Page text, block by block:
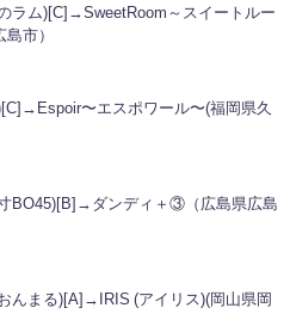
ラム)[C]→SweetRoom～スイートルー
市）
〜エスポワール〜(福岡県久
BO45)[B]→ダンディ＋③（広島県広島
んまる)[A]→IRIS (アイリス)(岡山県岡